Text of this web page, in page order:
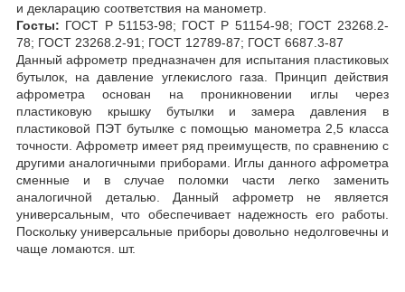
и декларацию соответствия на манометр.
Госты: ГОСТ Р 51153-98; ГОСТ Р 51154-98; ГОСТ 23268.2-
78; ГОСТ 23268.2-91; ГОСТ 12789-87; ГОСТ 6687.3-87
Данный афрометр предназначен для испытания пластиковых
бутылок, на давление углекислого газа. Принцип действия
афрометра основан на проникновении иглы через
пластиковую крышку бутылки и замера давления в
пластиковой ПЭТ бутылке с помощью манометра 2,5 класса
точности. Афрометр имеет ряд преимуществ, по сравнению с
другими аналогичными приборами. Иглы данного афрометра
сменные и в случае поломки части легко заменить
аналогичной деталью. Данный афрометр не является
универсальным, что обеспечивает надежность его работы.
Поскольку универсальные приборы довольно недолговечны и
чаще ломаются. шт.